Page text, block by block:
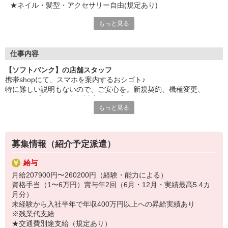
★ネイル・髪型・アクセサリー自由(規定あり)
各キャリアの新機種が特別価格で購入OK！！
特別割引価格でご利用可能☆
お得に過ごしたいあなたの味方です♪
【選べるお仕事いろいろ】
事務、経理、データ入力、コールセンター、受付
▼工場・製造・軽作業系
機械/食品製造・梱包・仕分け・加工・組立・検査
▼美容系
眉毛サロンのアイブロウ・ネイリスト・エステ
▼営業・販売
法人営業・アパレル販売・個別指導塾・人材紹介
▼人気案件も多数♪
短期・期間限定・オープニング・官公庁案件
上場/優良/大手企業など
もっと見る
仕事内容
【ソフトバンク】の店舗スタッフ
携帯shopにて、スマホを案内するおシゴト♪
特に難しい説明もないので、ご安心を。新規契約、機種変更、
満足度◎
■携帯やインターネット販売業務
docomo(ドコモ)/au(エーユー)・KDDI/softbank(ソフトバンク)など
の大手キャリアから
ワイモバイル(Y!mobille)、楽天モバイル、UQなど格安スマホまで幅
広く紹介可能♪
人気のApple（アップル）店舗もございます！
もっと見る
募集情報（紹介予定派遣）
給与
月給207900円〜260200円（経験・能力による）
資格手当（1〜6万円）賞与年2回（6月・12月・実績最高5.4カ
月分）
未経験から入社半年で年収400万円以上への昇給実績あり
※残業代支給
★交通費別途支給（規定あり）